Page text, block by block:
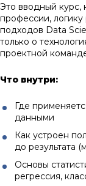
Это вводный курс,
профессии,
подходов Data
только о
проектной
Что внутри:
Где
данными
Как устроен
до результата
Основы
регрессия,